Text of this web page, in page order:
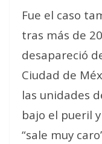
Fue el caso
tras más de
desapareció
Ciudad de
las unidades
bajo el pueril
“sale muy